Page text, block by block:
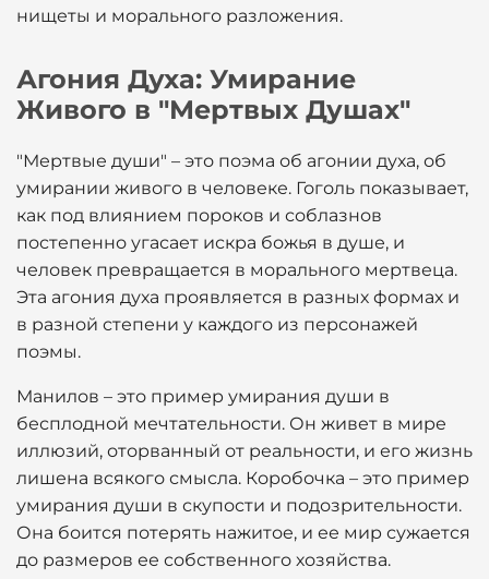
нищеты и морального разложения.
Агония Духа: Умирание
Живого в "Мертвых Душах"
"Мертвые души" – это поэма об агонии духа, об
умирании живого в человеке. Гоголь показывает,
как под влиянием пороков и соблазнов
постепенно угасает искра божья в душе, и
человек превращается в морального мертвеца.
Эта агония духа проявляется в разных формах и
в разной степени у каждого из персонажей
поэмы.
Манилов – это пример умирания души в
бесплодной мечтательности. Он живет в мире
иллюзий, оторванный от реальности, и его жизнь
лишена всякого смысла. Коробочка – это пример
умирания души в скупости и подозрительности.
Она боится потерять нажитое, и ее мир сужается
до размеров ее собственного хозяйства.